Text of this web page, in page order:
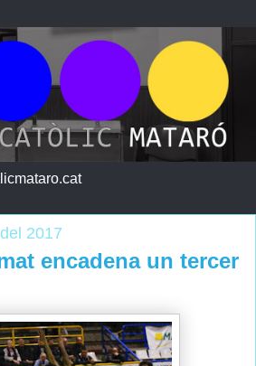
2017
encadena un tercer